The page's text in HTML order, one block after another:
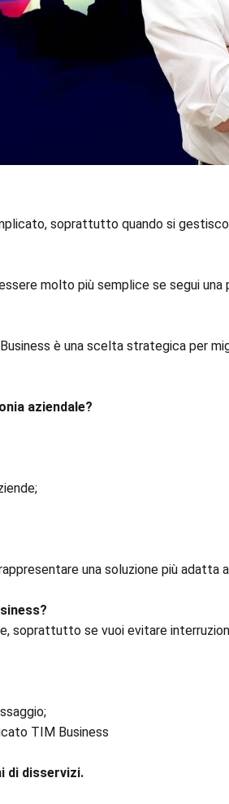
soprattutto quando si
molto più semplice se segui
è una scelta strategica per
aziendale?
una soluzione più adatta
soprattutto se vuoi evitare
TIM Business
di disservizi.